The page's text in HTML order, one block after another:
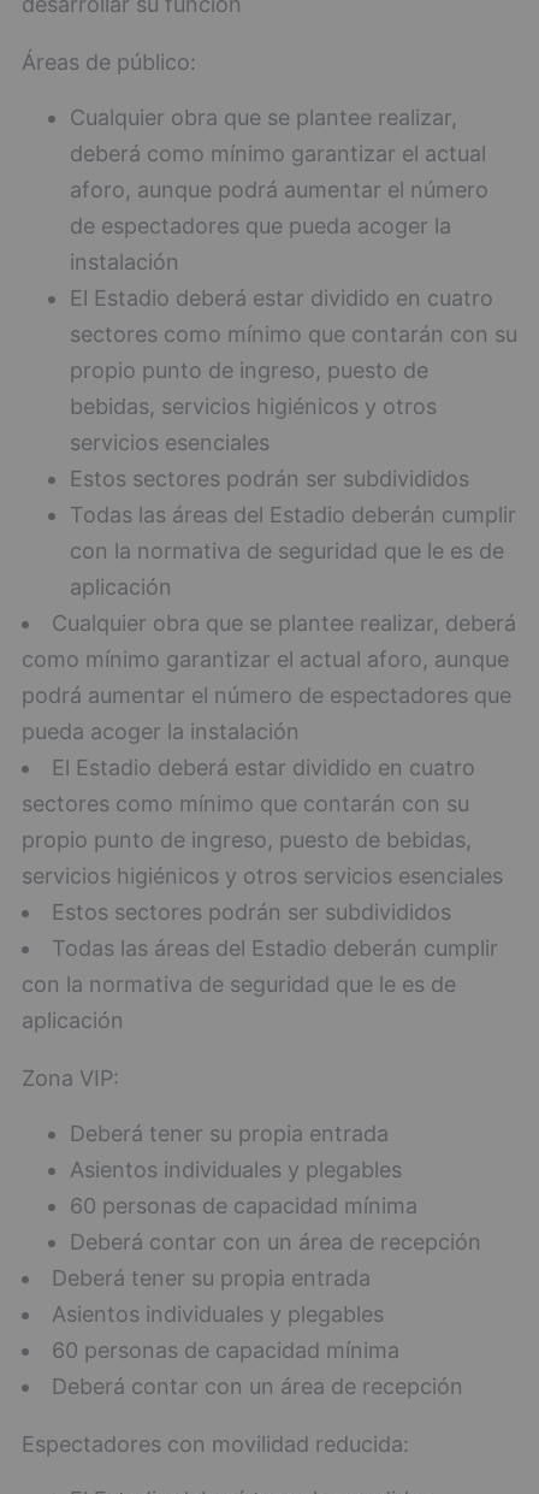
Áreas de público:
Cualquier obra que se plantee realizar,
deberá como mínimo garantizar el actual
aforo, aunque podrá aumentar el número
de espectadores que pueda acoger la
instalación
El Estadio deberá estar dividido en cuatro
sectores como mínimo que contarán con su
propio punto de ingreso, puesto de
bebidas, servicios higiénicos y otros
servicios esenciales
Estos sectores podrán ser subdivididos
Todas las áreas del Estadio deberán cumplir
con la normativa de seguridad que le es de
aplicación
Cualquier obra que se plantee realizar, deberá
como mínimo garantizar el actual aforo, aunque
podrá aumentar el número de espectadores que
pueda acoger la instalación
El Estadio deberá estar dividido en cuatro
sectores como mínimo que contarán con su
propio punto de ingreso, puesto de bebidas,
servicios higiénicos y otros servicios esenciales
Estos sectores podrán ser subdivididos
Todas las áreas del Estadio deberán cumplir
con la normativa de seguridad que le es de
aplicación
Zona VIP:
Deberá tener su propia entrada
Asientos individuales y plegables
60 personas de capacidad mínima
Deberá contar con un área de recepción
Deberá tener su propia entrada
Asientos individuales y plegables
60 personas de capacidad mínima
Deberá contar con un área de recepción
Espectadores con movilidad reducida: